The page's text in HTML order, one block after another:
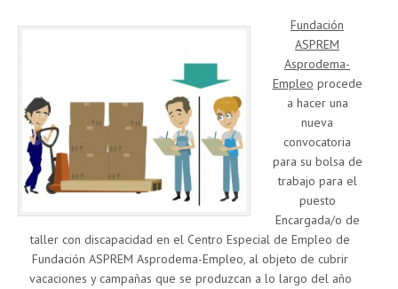
Fundación
ASPREM
Asprodema-
Empleo procede
a hacer una
nueva
convocatoria
para su bolsa de
trabajo para el
puesto
Encargada/o de
taller con discapacidad en el Centro Especial de Empleo de
Fundación ASPREM Asprodema-Empleo, al objeto de cubrir
vacaciones y campañas que se produzcan a lo largo del año